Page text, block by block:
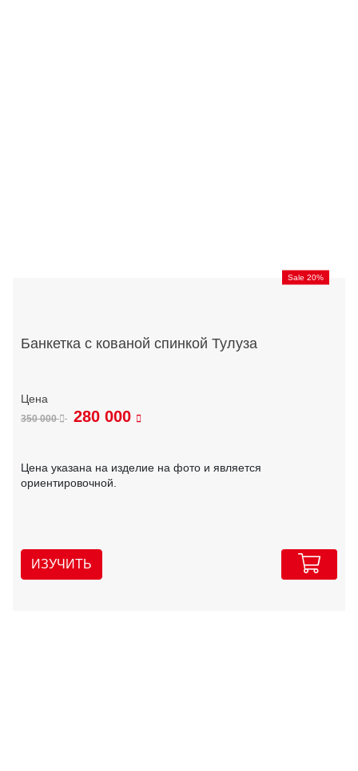
Sale 20%
Банкетка с кованой спинкой Тулуза
350 000 280 000
Цена указана на изделие на фото и является
ориентировочной.
ИЗУЧИТЬ